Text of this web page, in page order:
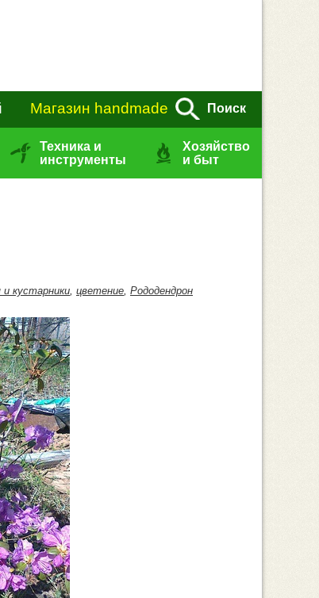
Магазин handmade Поиск
Техника и
инструменты
Хозяйство
и быт
кустарники, цветение, Рододендрон